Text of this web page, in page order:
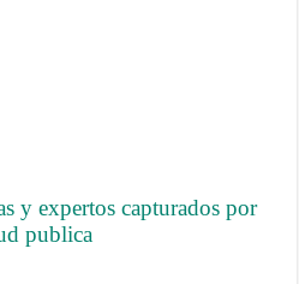
y expertos capturados por
publica